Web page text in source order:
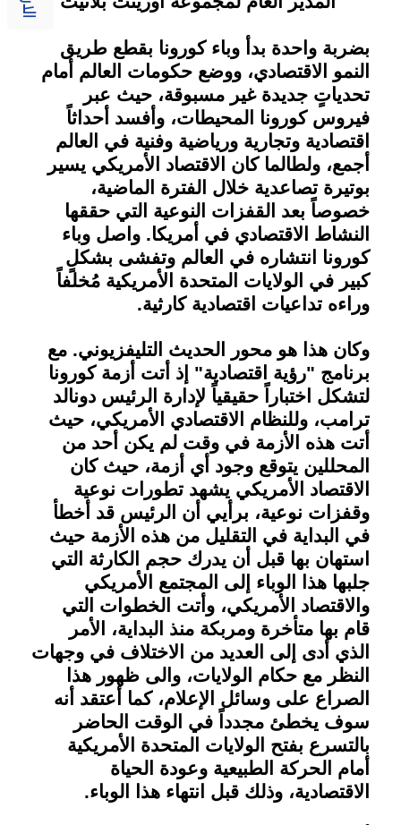
بضربة واحدة بدأ وباء كورونا بقطع طريق
النمو الاقتصادي، ووضع حكومات العالم أمام
تحدياتٍ جديدة غير مسبوقة، حيث عبر
فيروس كورونا المحيطات، وأفسد أحداثاً
اقتصادية وتجارية ورياضية وفنية في العالم
أجمع، ولطالما كان الاقتصاد الأمريكي يسير
بوتيرة تصاعدية خلال الفترة الماضية،
خصوصاً بعد القفزات النوعية التي حققها
النشاط الاقتصادي في أمريكا. واصل وباء
كورونا انتشاره في العالم وتفشى بشكلٍ
كبير في الولايات المتحدة الأمريكية مُخلفاً
وراءه تداعيات اقتصادية كارثية.
وكان هذا هو محور الحديث التليفزيوني. مع
برنامج "رؤية اقتصادية" إذ أتت أزمة كورونا
لتشكل اختباراً حقيقياً لإدارة الرئيس دونالد
ترامب، وللنظام الاقتصادي الأمريكي، حيث
أتت هذه الأزمة في وقت لم يكن أحد من
المحللين يتوقع وجود أي أزمة، حيث كان
الاقتصاد الأمريكي يشهد تطورات نوعية
وقفزات نوعية، برأيي أن الرئيس قد أخطأ
في البداية في التقليل من هذه الأزمة حيث
استهان بها قبل أن يدرك حجم الكارثة التي
جلبها هذا الوباء إلى المجتمع الأمريكي
والاقتصاد الأمريكي، وأتت الخطوات التي
قام بها متأخرة ومربكة منذ البداية، الأمر
الذي أدى إلى العديد من الاختلاف في وجهات
النظر مع حكام الولايات، والى ظهور هذا
الصراع على وسائل الإعلام، كما أعتقد أنه
سوف يخطئ مجدداً في الوقت الحاضر
بالتسرع بفتح الولايات المتحدة الأمريكية
أمام الحركة الطبيعية وعودة الحياة
الاقتصادية، وذلك قبل انتهاء هذا الوباء.